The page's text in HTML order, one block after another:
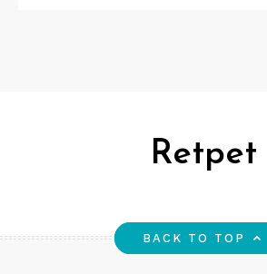
Retpet
BACK TO TOP